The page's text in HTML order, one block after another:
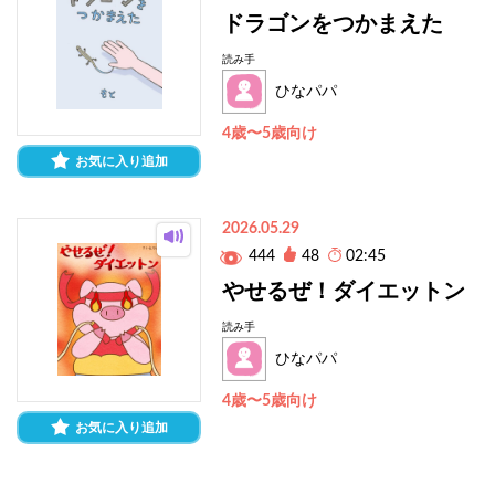
お気に入り追加
ドラゴンをつかまえた
読み手
ひなパパ
4歳〜5歳向け
お気に入り追加
2026.05.29
444
48 02:45
やせるぜ！ダイエットン
読み手
ひなパパ
4歳〜5歳向け